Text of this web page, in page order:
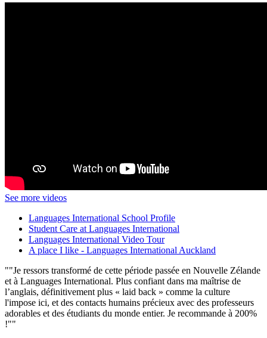
See more videos
Languages International School Profile
Student Care at Languages International
Languages International Video Tour
A place I like - Languages International Auckland
"Je ressors transformé de cette période passée en Nouvelle Zélande
et à Languages International. Plus confiant dans ma maîtrise de
l’anglais, définitivement plus « laid back » comme la culture
l'impose ici, et des contacts humains précieux avec des professeurs
adorables et des étudiants du monde entier. Je recommande à 200%
!"